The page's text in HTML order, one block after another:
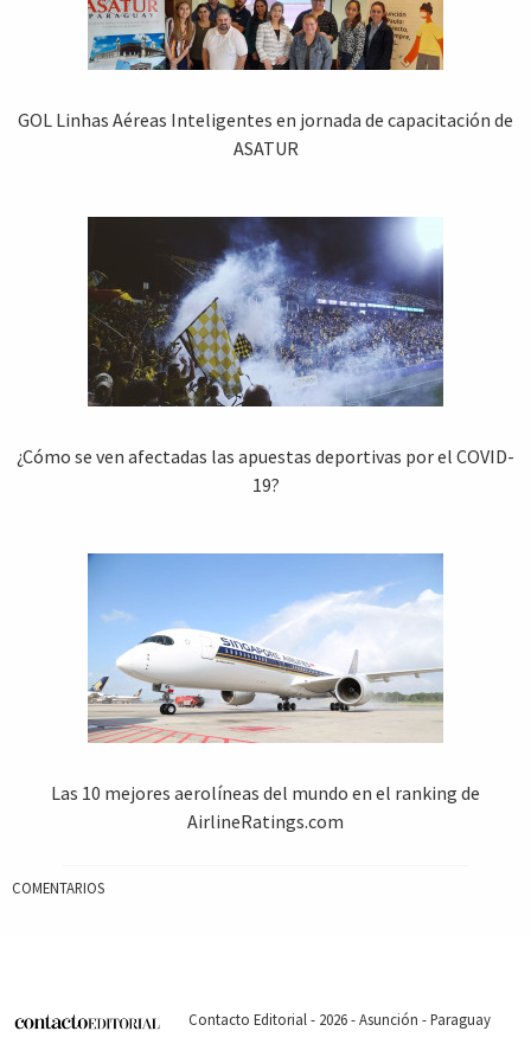
GOL Linhas Aéreas Inteligentes en jornada de capacitación de
ASATUR
¿Cómo se ven afectadas las apuestas deportivas por el COVID-
19?
Las 10 mejores aerolíneas del mundo en el ranking de
AirlineRatings.com
COMENTARIOS
Contacto Editorial - 2026 - Asunción - Paraguay